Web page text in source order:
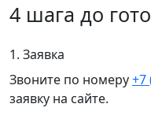
4 шага до
1. Заявка
Звоните по номеру+7
заявку на сайте.